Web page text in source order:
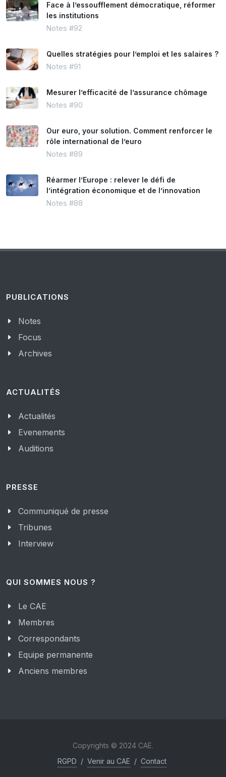
Face à l’essoufflement démocratique, réformer
les institutions
Notes #92
Quelles stratégies pour l’emploi et les salaires ?
Notes #91
Mesurer l’efficacité de l’assurance chômage
Notes #90
Our euro, your solution. Comment renforcer le
rôle international de l’euro
Notes #89
Réarmer l’Europe : relever le défi de
l’intégration économique et de l’innovation
Notes #88
PUBLICATIONS
Notes
Focus
Archives
ACTUALITÉS
Actualités
Evenements
Auditions
PRESSE
Communiqué de presse
Tribunes
Interview
QUI SOMMES NOUS ?
Le CAE
Membres
Correspondants
Equipe permanente
Anciens membres
Copyrights © 2024 CAE.
RGPD / Venir au CAE / Contact